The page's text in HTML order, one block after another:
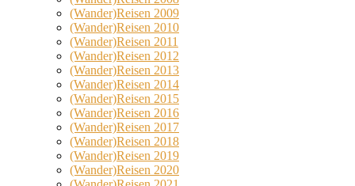
(Wander)Reisen 2009
(Wander)Reisen 2010
(Wander)Reisen 2011
(Wander)Reisen 2012
(Wander)Reisen 2013
(Wander)Reisen 2014
(Wander)Reisen 2015
(Wander)Reisen 2016
(Wander)Reisen 2017
(Wander)Reisen 2018
(Wander)Reisen 2019
(Wander)Reisen 2020